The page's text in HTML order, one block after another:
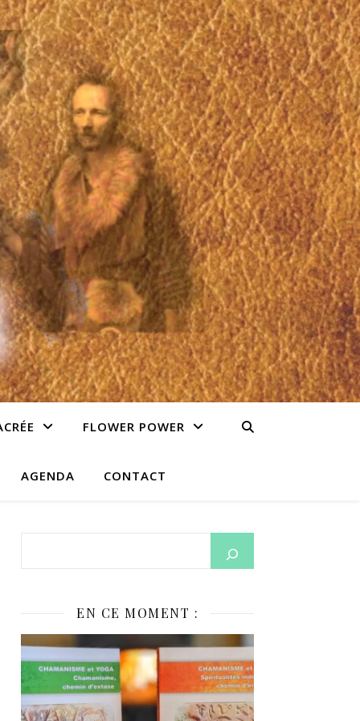
FLOWER POWER
AGENDA CONTACT
EN CE MOMENT :